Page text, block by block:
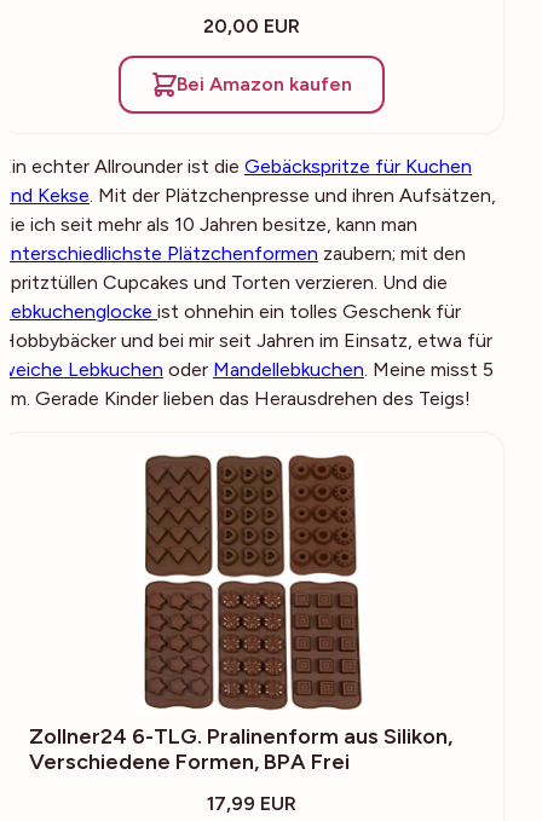
20,00 EUR
Bei Amazon kaufen
Ein echter Allrounder ist die Gebäckspritze für Kuchen
und Kekse. Mit der Plätzchenpresse und ihren Aufsätzen,
die ich seit mehr als 10 Jahren besitze, kann man
unterschiedlichste Plätzchenformen zaubern; mit den
Spritztüllen Cupcakes und Torten verzieren. Und die
Lebkuchenglocke ist ohnehin ein tolles Geschenk für
Hobbybäcker und bei mir seit Jahren im Einsatz, etwa für
weiche Lebkuchen oder Mandellebkuchen. Meine misst 5
cm. Gerade Kinder lieben das Herausdrehen des Teigs!
Zollner24 6-TLG. Pralinenform aus Silikon,
Verschiedene Formen, BPA Frei
17,99 EUR